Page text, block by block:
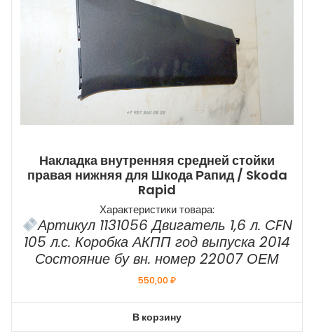
Накладка внутренняя средней стойки
правая нижняя для Шкода Рапид / Skoda
Rapid
Характеристики товара:
Артикул 1131056 Двигатель 1,6 л. CFN
105 л.с. Коробка АКПП год выпуска 2014
Состояние бу вн. номер 22007 ОЕМ
550,00₽
В корзину